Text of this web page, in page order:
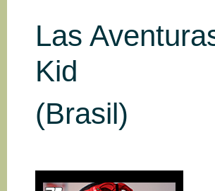
Las
Kid
(Brasil)